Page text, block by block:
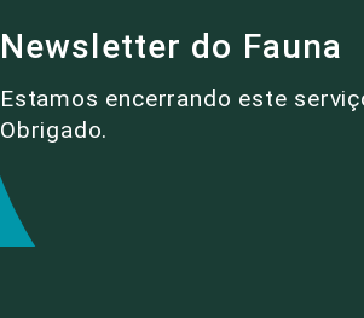
Newsletter do Fauna
Estamos encerrando este
Obrigado.